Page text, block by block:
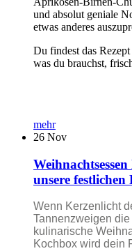
und absolut geniale
etwas anderes
Du findest das
was du brauchst,
mehr
26 Nov
unsere festlichen
Wenn Kerzenlicht
Tannenzweigen
kulinarische
Kochbox wird dein